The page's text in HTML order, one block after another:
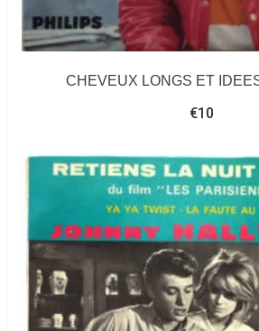
CHEVEUX LONGS ET
€10